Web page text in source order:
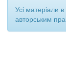
Усі матеріали
авторським